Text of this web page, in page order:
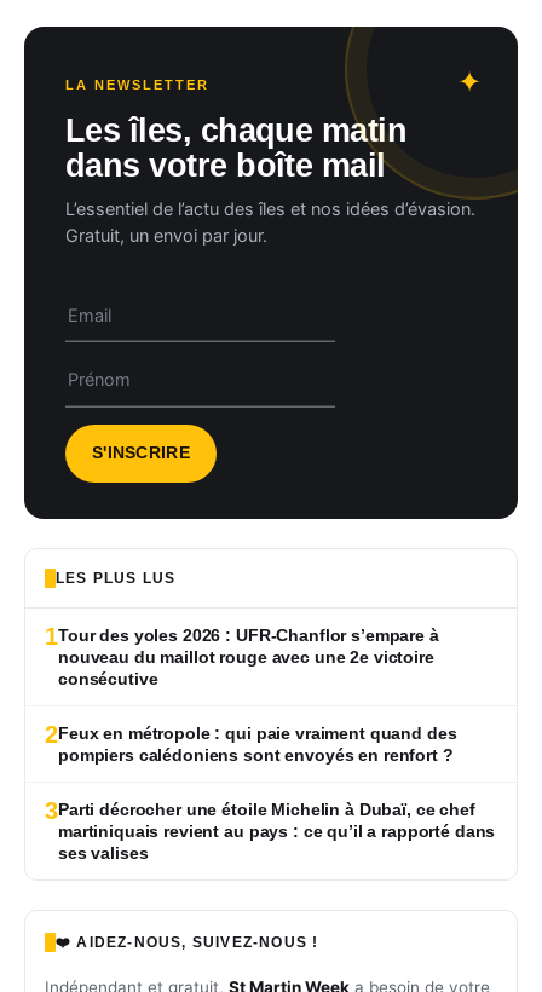
LA NEWSLETTER
Les îles, chaque matin
dans votre boîte mail
L’essentiel de l’actu des îles et nos idées d’évasion.
Gratuit, un envoi par jour.
LES PLUS LUS
1Tour des yoles 2026 : UFR-Chanflor s’empare à
nouveau du maillot rouge avec une 2e victoire
consécutive
2Feux en métropole : qui paie vraiment quand des
pompiers calédoniens sont envoyés en renfort ?
3Parti décrocher une étoile Michelin à Dubaï, ce chef
martiniquais revient au pays : ce qu’il a rapporté dans
ses valises
❤️ AIDEZ-NOUS, SUIVEZ-NOUS !
Indépendant et gratuit, St Martin Week a besoin de votre